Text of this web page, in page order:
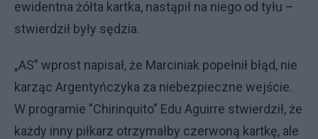
ewidentna żółta kartka, nastąpił na niego od tyłu –
stwierdził były sędzia.
„AS” wprost napisał, że Marciniak popełnił błąd, nie
karząc Argentyńczyka za niebezpieczne wejście.
W programie "Chirinquito" Edu Aguirre stwierdził, że
każdy inny piłkarz otrzymałby czerwoną kartkę, ale